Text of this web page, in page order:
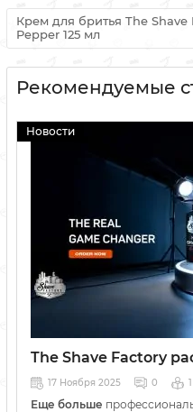
Крем для бритья The Shave
Pepper 125 мл
Рекомендуемые
Новости
The Shave Factory
17 Ноября 2025 0
Еще больше